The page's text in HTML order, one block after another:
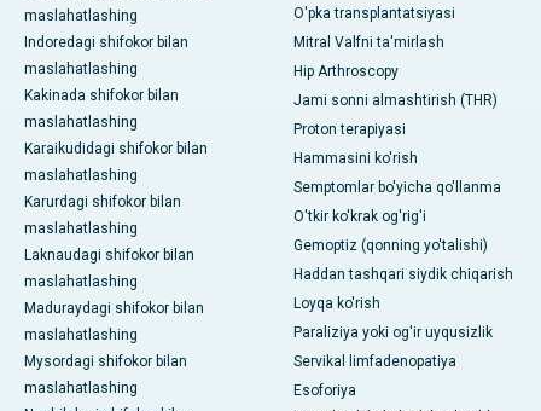
maslahatlashing
Indoredagi shifokor bilan
maslahatlashing
Kakinada shifokor bilan
maslahatlashing
Karaikudidagi shifokor bilan
maslahatlashing
Karurdagi shifokor bilan
maslahatlashing
Laknaudagi shifokor bilan
maslahatlashing
Maduraydagi shifokor bilan
maslahatlashing
Mysordagi shifokor bilan
maslahatlashing
O'pka transplantatsiyasi
Mitral Valfni ta'mirlash
Hip Arthroscopy
Jami sonni almashtirish (THR)
Proton terapiyasi
Hammasini ko'rish
Semptomlar bo'yicha qo'llanma
O'tkir ko'krak og'rig'i
Gemoptiz (qonning yo'talishi)
Haddan tashqari siydik chiqarish
Loyqa ko'rish
Paraliziya yoki og'ir uyqusizlik
Servikal limfadenopatiya
Esoforiya